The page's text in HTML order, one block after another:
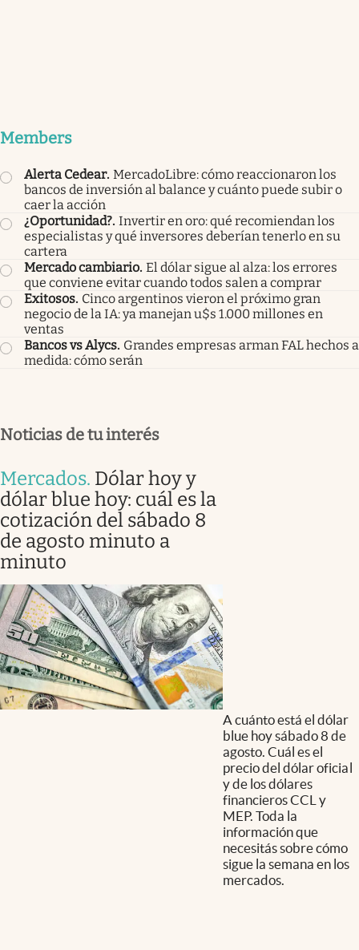
Members
Alerta Cedear. MercadoLibre: cómo reaccionaron los
bancos de inversión al balance y cuánto puede subir o
caer la acción
¿Oportunidad?. Invertir en oro: qué recomiendan los
especialistas y qué inversores deberían tenerlo en su
cartera
Mercado cambiario. El dólar sigue al alza: los errores
que conviene evitar cuando todos salen a comprar
Exitosos. Cinco argentinos vieron el próximo gran
negocio de la IA: ya manejan u$s 1.000 millones en
ventas
Bancos vs Alycs. Grandes empresas arman FAL hechos a
medida: cómo serán
Noticias de tu interés
Mercados. Dólar hoy y
dólar blue hoy: cuál es la
cotización del sábado 8
de agosto minuto a
minuto
A cuánto está el dólar
blue hoy sábado 8 de
agosto. Cuál es el
precio del dólar oficial
y de los dólares
financieros CCL y
MEP. Toda la
información que
necesitás sobre cómo
sigue la semana en los
mercados.